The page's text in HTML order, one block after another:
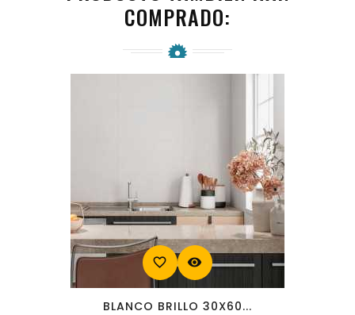
COMPRADO:
favorite_border visibility
BLANCO BRILLO 30X60...